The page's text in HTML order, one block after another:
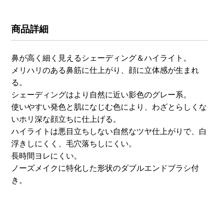
商品詳細
鼻が高く細く見えるシェーディング＆ハイライト。
メリハリのある鼻筋に仕上がり、顔に立体感が生まれ
る。
シェーディングはより自然に近い影色のグレー系。
使いやすい発色と肌になじむ色により、わざとらしくな
いホリ深な顔立ちに仕上げる。
ハイライトは悪目立ちしない自然なツヤ仕上がりで、白
浮きしにくく、毛穴落ちしにくい。
長時間ヨレにくい。
ノーズメイクに特化した形状のダブルエンドブラシ付
き。